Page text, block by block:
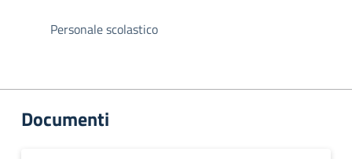
Personale scolastico
Documenti